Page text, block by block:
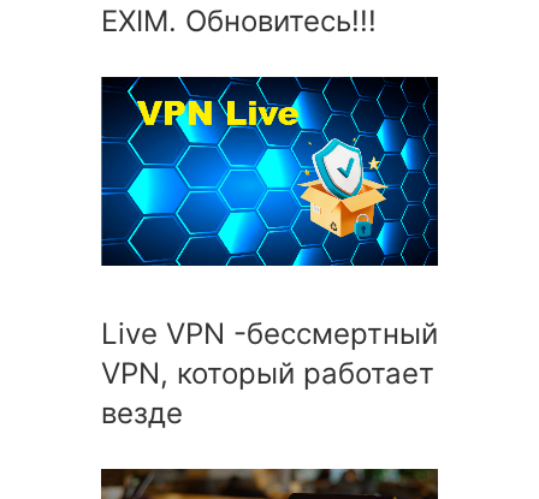
EXIM. Обновитесь!!!
Live VPN -бессмертный
VPN, который работает
везде